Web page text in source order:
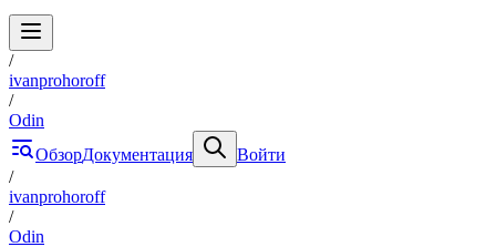
/
ivanprohoroff
/
Odin
ОбзорДокументация
Войти
/
ivanprohoroff
/
Odin